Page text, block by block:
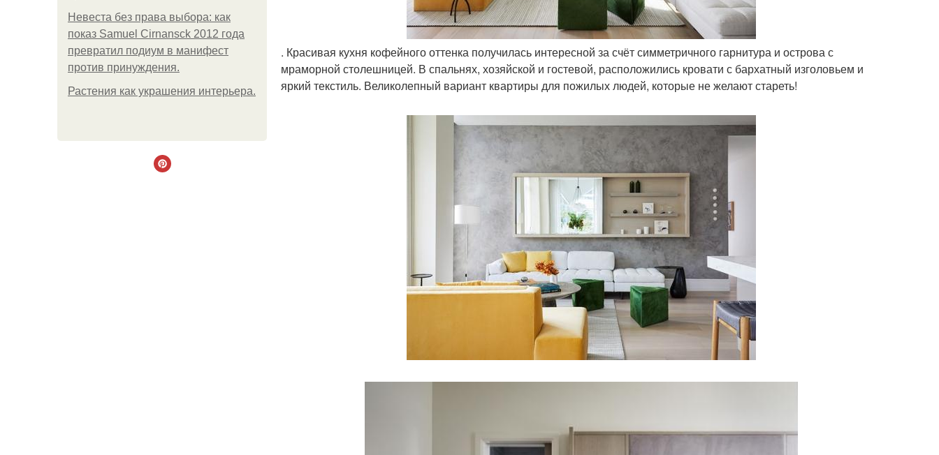
Невеста без права выбора: как
показ Samuel Cirnansck 2012 года
превратил подиум в манифест
против принуждения.
Растения как украшения интерьера.
. Красивая кухня кофейного оттенка получилась интересной за счёт симметричного гарнитура и острова с
мраморной столешницей. В спальнях, хозяйской и гостевой, расположились кровати с бархатный изголовьем и
яркий текстиль. Великолепный вариант квартиры для пожилых людей, которые не желают стареть!